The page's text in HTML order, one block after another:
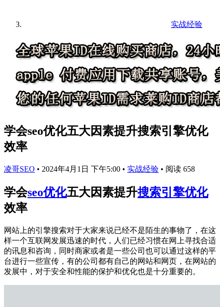
实战经验
学会seo优化五大因素提升搜索引擎优化
效率
凌哥SEO • 2024年4月1日 下午5:00 • 实战经验 • 阅读 658
学会seo优化五大因素提升搜索引擎优化
效率
网站上的引擎搜索对于大家来说已经不是陌生的事物了，在这
样一个互联网发展迅速的时代，人们已经习惯在网上寻找合适
的讯息和咨询，同时商家或者是一些公司也可以通过这样的平
台进行一些宣传，有的公司都有自己的网站和网页，在网站的
发展中，对于安全和性能的保护和优化也是十分重要的。